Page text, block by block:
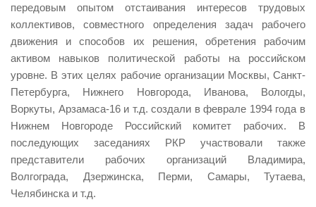
передовым опытом отстаивания интересов трудовых
коллективов, совместного определения задач рабочего
движения и способов их решения, обретения рабочим
активом навыков политической работы на российском
уровне. В этих целях рабочие организации Москвы, Санкт-
Петербурга, Нижнего Новгорода, Иванова, Вологды,
Воркуты, Арзамаса-16 и т.д. создали в феврале 1994 года в
Нижнем Новгороде Российский комитет рабочих. В
последующих заседаниях РКР участвовали также
представители рабочих организаций Владимира,
Волгограда, Дзержинска, Перми, Самары, Тутаева,
Челябинска и т.д.